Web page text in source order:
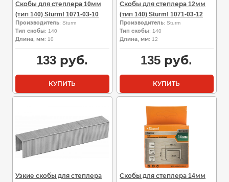
Скобы для степлера 10мм
(тип 140) Sturm! 1071-03-10
Производитель: Sturm
Тип скобы: 140
Длина, мм: 10
133 руб.
КУПИТЬ
Скобы для степлера 12мм
(тип 140) Sturm! 1071-03-12
Производитель: Sturm
Тип скобы: 140
Длина, мм: 12
135 руб.
КУПИТЬ
Узкие скобы для степлера
Скобы для степлера 14мм